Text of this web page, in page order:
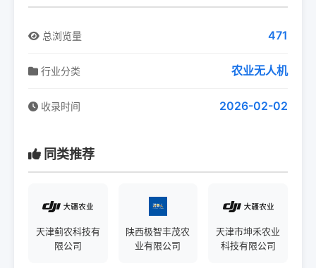
总浏览量 471
行业分类 农业无人机
收录时间 2026-02-02
同类推荐
天津蓟农科技有
限公司
陕西极智丰茂农
业有限公司
天津市坤禾农业
科技有限公司